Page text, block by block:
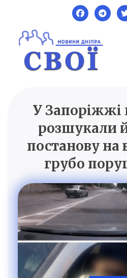
content
SVOI.DP.UA
Новини Дніпра
У Запоріжжі
розшукали
постанову на
грубо